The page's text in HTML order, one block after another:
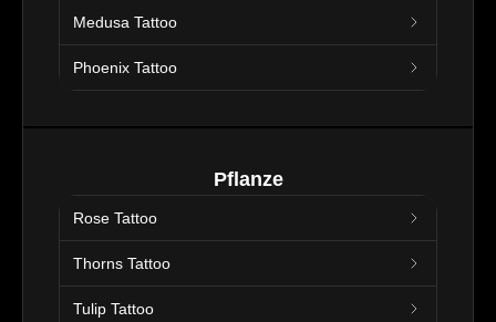
Medusa Tattoo
Phoenix Tattoo
Pflanze
Rose Tattoo
Thorns Tattoo
Tulip Tattoo